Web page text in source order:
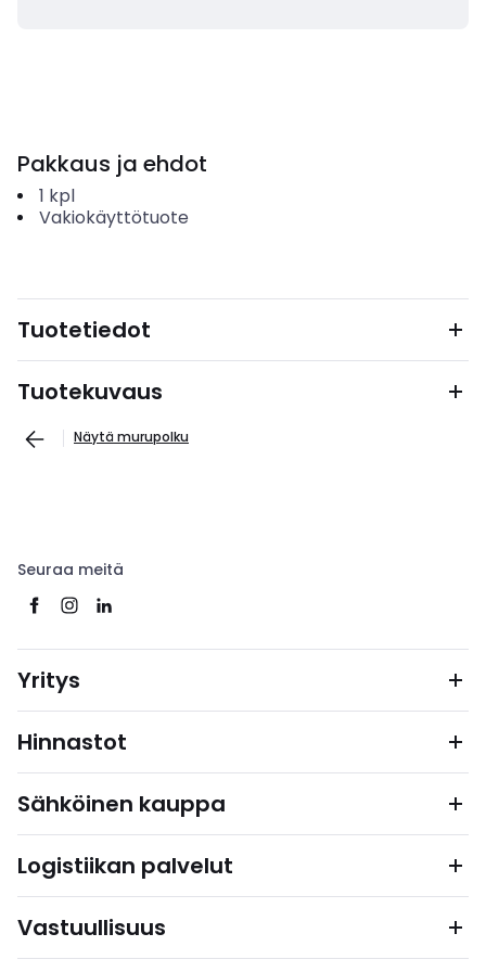
Pakkaus ja ehdot
1 kpl
Vakiokäyttötuote
Tuotetiedot
Tuotekuvaus
Näytä murupolku
Seuraa meitä
Yritys
Hinnastot
Sähköinen kauppa
Logistiikan palvelut
Vastuullisuus